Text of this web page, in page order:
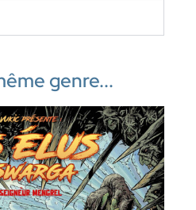
genre...